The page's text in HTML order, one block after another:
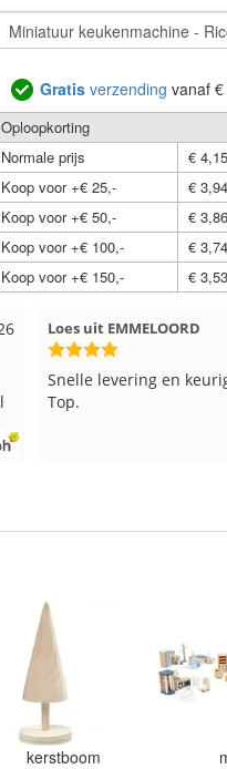
Gratisverzending vanaf
Oploopkorting
Normale prijs
€ 4,15
Koop voor +€ 25,-
€ 3,94
Koop voor +€ 50,-
€ 3,86
Koop voor +€ 100,-
€ 3,74
Koop voor +€ 150,-
€ 3,53
12-
Loes uit EMMELOORD
Snelle levering en keurig
Top.
kerstboom